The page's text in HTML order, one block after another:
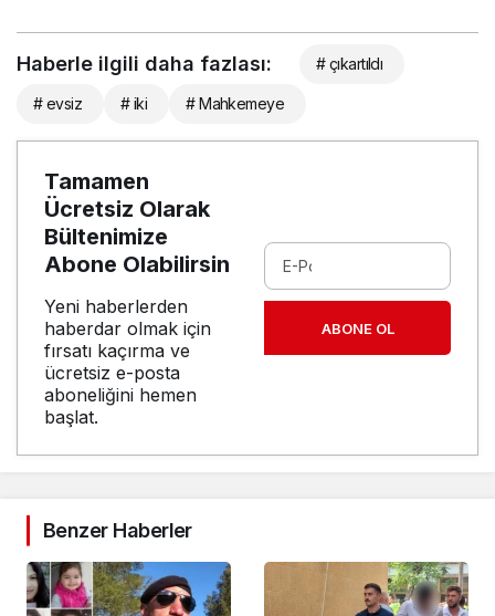
Haberle ilgili daha fazlası: # çıkartıldı
# evsiz # iki # Mahkemeye
Tamamen
Ücretsiz Olarak
Bültenimize
Abone Olabilirsin
Yeni haberlerden
haberdar olmak için
fırsatı kaçırma ve
ücretsiz e-posta
aboneliğini hemen
başlat.
ABONE OL
Benzer Haberler